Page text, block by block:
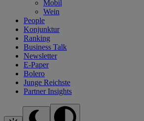
Mobil
Wein
People
Konjunktur
Ranking
Business Talk
Newsletter
E-Paper
Bolero
Junge Reichste
Partner Insights